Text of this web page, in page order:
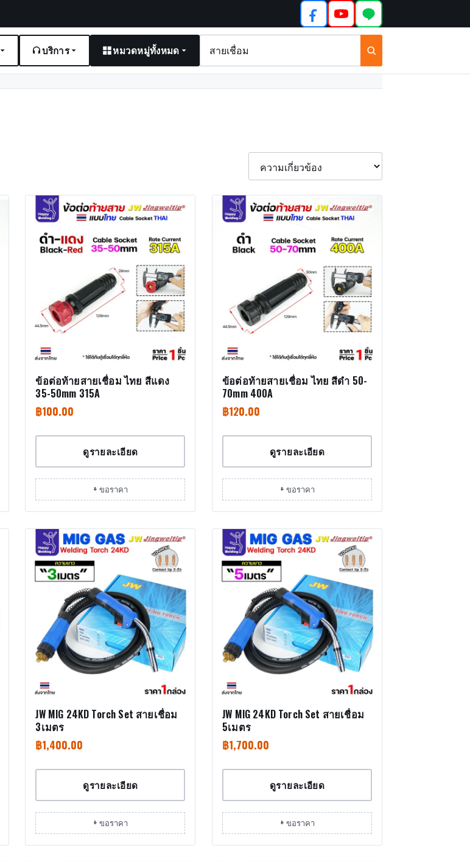
บริการ หมวดหมู่ทั้งหมด
และ
บทความ
ข้อต่อท้ายสายเชื่อม ไทย สีแดง
35-50mm 315A
฿100.00
ดูรายละเอียด
+ ขอราคา
ข้อต่อท้ายสายเชื่อม ไทย สีดำ 50-
70mm 400A
฿120.00
ดูรายละเอียด
+ ขอราคา
JW MIG 24KD Torch Set สายเชื่อม
3เมตร
฿1,400.00
ดูรายละเอียด
+ ขอราคา
JW MIG 24KD Torch Set สายเชื่อม
5เมตร
฿1,700.00
ดูรายละเอียด
+ ขอราคา